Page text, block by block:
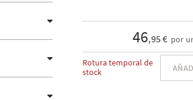
46,95 € por
Rotura temporal de
stock